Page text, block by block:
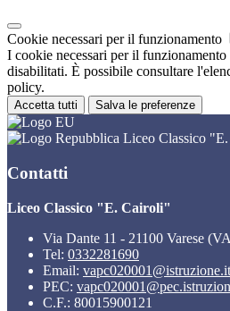
Cookie necessari per il funzionamento
I cookie necessari per il funzionamento
disabilitati. È possibile consultare
policy.
Accetta tutti Salva le preferenze
Liceo Classico
Contatti
Liceo Classico "E. Cairoli"
Via Dante 11 - 21100 Varese
Tel: 0332281690
Email: vapc020001@istruzione.it
PEC:
C.F.: 80015900121